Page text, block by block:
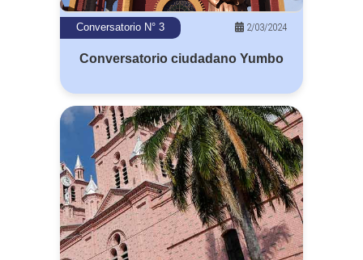
Conversatorio N° 3 2/03/2024
Conversatorio ciudadano Yumbo